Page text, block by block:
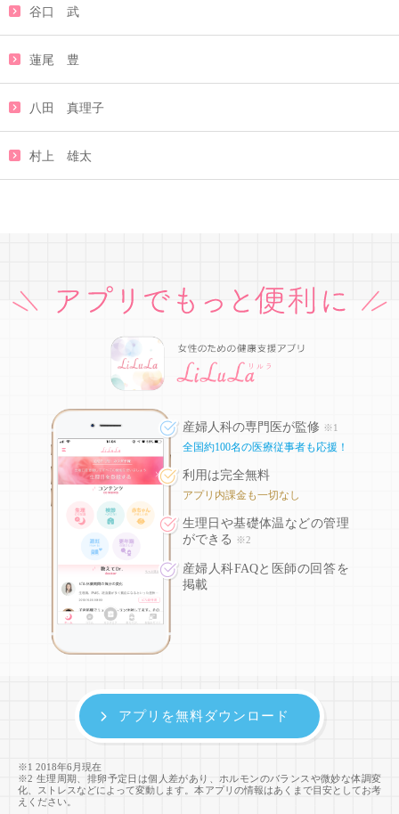
谷口 武
蓮尾 豊
八田 真理子
村上 雄太
産婦人科の専門医が監修 ※1
全国約100名の医療従事者も応援！
利用は完全無料
アプリ内課金も一切なし
生理日や基礎体温などの管理
ができる
※2
産婦人科FAQと医師の回答を
掲載
※1 2018年6月現在
※2 生理周期、排卵予定日は個人差があり、ホルモンのバランスや微妙な体調変
化、ストレスなどによって変動します。本アプリの情報はあくまで目安としてお考
えください。
アプリを無料ダウンロード